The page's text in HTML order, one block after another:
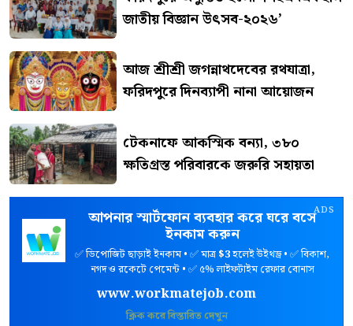
জাতীয় বিজ্ঞান উৎসব-২০২৬’
আজ শ্রীশ্রী জগন্নাথদেবের রথযাত্রা,
ফরিদপুরে দিনব্যাপী নানা আয়োজন
টেকনাফে আকস্মিক বন্যা, ৩৮০
ক্ষতিগ্রস্ত পরিবারকে জরুরি সহায়তা
ADS
আপনার স্মার্টফোন ব্যবহার করে ঘরে বসে
ইনকাম করুন
✅ ডিপোজিট ছাড়াই ইনকাম • ✅ মাত্র$3হলেই উইথড্র • ✅ বিকাশ,
নগদ ও রকেটে পেমেন্ট • ✅ ৫% লাইফটাইম রেফার বোনাস
www.workmatejob.com
ক্লিক করে বিস্তারিত দেখুন